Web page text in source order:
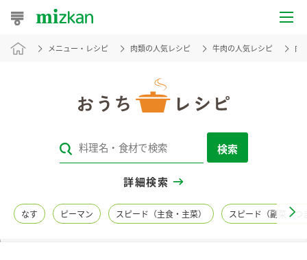
おうちレシピ
レシピカテゴリ一覧
レシピ名特集
メニュー・レシピ 肉類の人気レシピ 牛肉の人気レシピ 肉
検索
詳細検索
なす ピーマン スピード（主食・主菜） スピード（副菜・つ